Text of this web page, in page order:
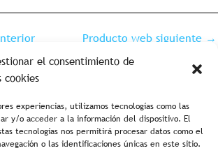
el consentimiento de
cookies
experiencias, utilizamos tecnologías como las
y/o acceder a la información del dispositivo. El
tecnologías nos permitirá procesar datos como el
o las identificaciones únicas en este sitio.
Producto web siguiente →